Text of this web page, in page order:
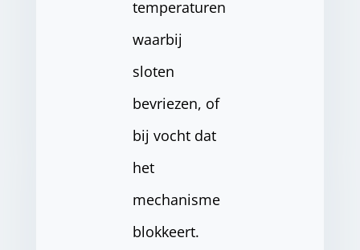
temperaturen
waarbij
sloten
bevriezen, of
bij vocht dat
het
mechanisme
blokkeert.